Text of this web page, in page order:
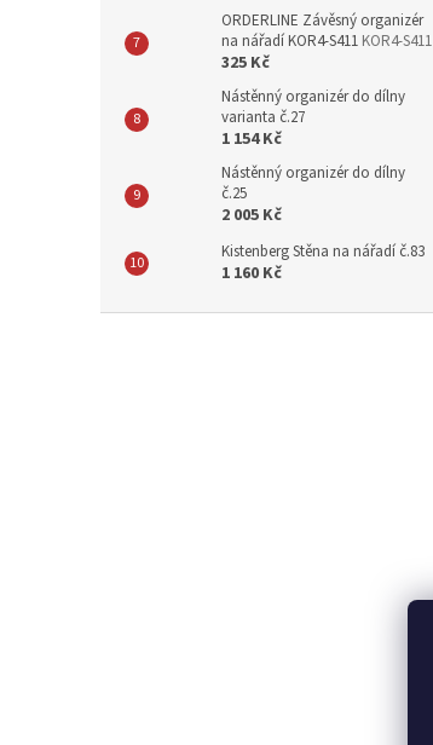
ORDERLINE Závěsný organizér
na nářadí KOR4-S411 KOR4-S411
325 Kč
Nástěnný organizér do dílny
varianta č.27
1 154 Kč
Nástěnný organizér do dílny
č.25
2 005 Kč
Kistenberg Stěna na nářadí č.83
1 160 Kč